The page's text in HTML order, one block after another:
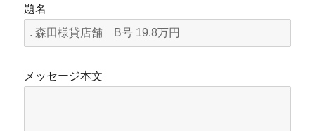
題名
メッセージ本文